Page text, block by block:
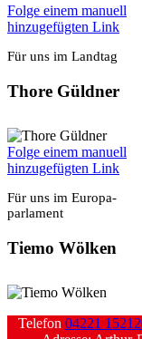
Fol­ge einem manu­ell
hin­zu­ge­füg­ten Link
Für uns im Land­tag
Tho­re Güld­ner
Fol­ge einem manu­ell
hin­zu­ge­füg­ten Link
Für uns im Euro­pa­
par­la­ment
Tie­mo Wöl­ken
Tele­fon 04221